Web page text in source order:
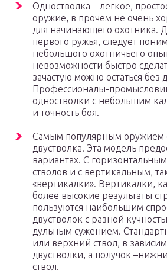
Одностволка – легкое,
оружие, в прочем не очень
для начинающего охотника.
первого ружья, следует
небольшого охотничьего
невозможности быстро
зачастую можно остаться без
Профессионалы-
одностволки с небольшим
и точность боя.
Самым популярным оружием
двустволка. Эта модель
вариантах. С
стволов и с вертикальным,
«вертикалки». Вертикалки,
более высокие результаты
пользуются наибольшим
двустволок с разной
дульным сужением.
или верхний ствол, в
двустволки, а получок
ствол.